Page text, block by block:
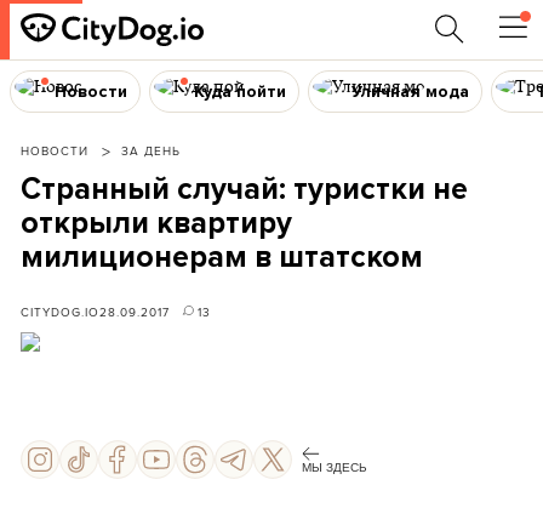
Новости Куда пойти Уличная мода
НОВОСТИ ЗА ДЕНЬ
Странный случай: туристки не
открыли квартиру
милиционерам в штатском
CITYDOG.IO28.09.2017 13
МЫ ЗДЕСЬ